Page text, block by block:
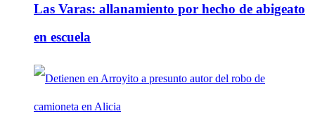
Las Varas: allanamiento por hecho de abigeato
en escuela